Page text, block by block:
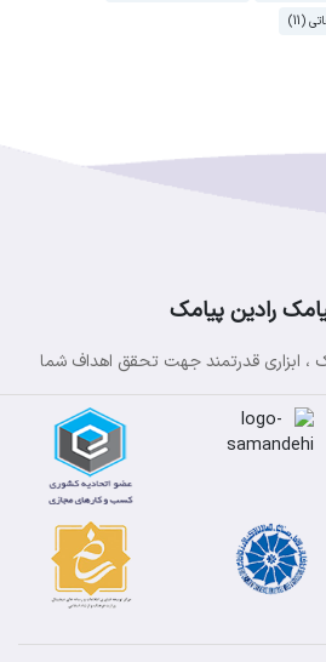
(11)
رادین پیامک
، ابزاری قدرتمند جهت تحقق اهداف شما